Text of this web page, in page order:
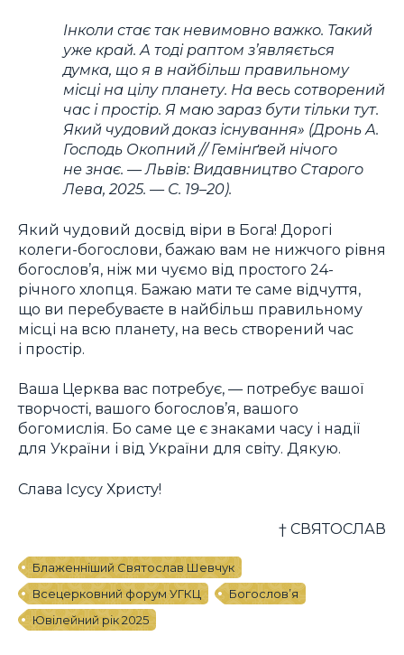
Інколи стає так невимовно важко. Такий
уже край. А тоді раптом з’являється
думка, що я в найбільш правильному
місці на цілу планету. На весь сотворений
час і простір. Я маю зараз бути тільки тут.
Який чудовий доказ існування» (Дронь А.
Господь Окопний // Гемінґвей нічого
не знає. — Львів: Видавництво Старого
Лева, 2025. — С. 19–20).
Який чудовий досвід віри в Бога! Дорогі
колеги-богослови, бажаю вам не нижчого рівня
богослов’я, ніж ми чуємо від простого 24-
річного хлопця. Бажаю мати те саме відчуття,
що ви перебуваєте в найбільш правильному
місці на всю планету, на весь створений час
і простір.
Ваша Церква вас потребує, — потребує вашої
творчості, вашого богослов’я, вашого
богомислія. Бо саме це є знаками часу і надії
для України і від України для світу. Дякую.
Слава Ісусу Христу!
† СВЯТОСЛАВ
Блаженніший Святослав Шевчук
Всецерковний форум УГКЦ
Богослов’я
Ювілейний рік 2025